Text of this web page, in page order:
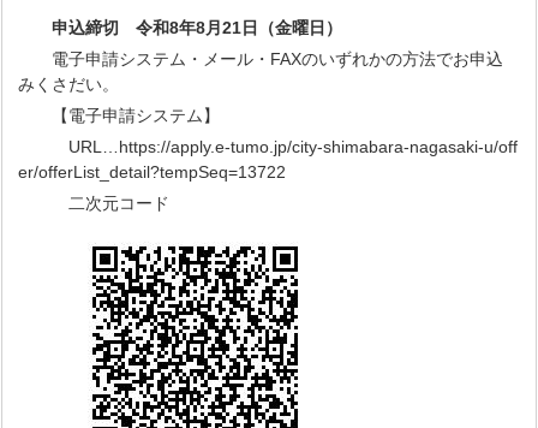
申込締切
令和8年8月21日（金曜日）
電子申請システム・メール・FAXのいずれかの方法でお申込
みくさだい。
【電子申請システム】
URL…https://apply.e-tumo.jp/city-shimabara-nagasaki-u/off
er/offerList_detail?tempSeq=13722
二次元コード